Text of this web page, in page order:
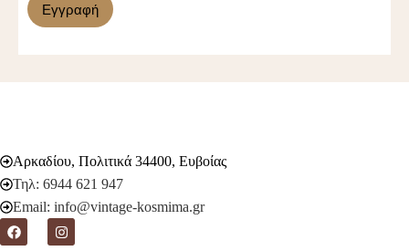
Εγγραφή
Αρκαδίου, Πολιτικά 34400, Ευβοίας
Τηλ: 6944 621 947
Email: info@vintage-kosmima.gr